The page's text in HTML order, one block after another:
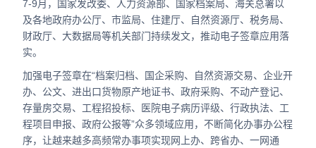
7-9月，国家发改委、人力资源部、国家档案局、海关总署以
及各地政府办公厅、市监局、住建厅、自然资源厅、税务局、
财政厅、大数据局等机关部门持续发文，推动电子签章应用落
实。
加强电子签章在“档案归档、国企采购、自然资源交易、企业开
办、公文、进出口货物原产地证书、政府采购、不动产登记、
存量房交易、工程招投标、医院电子病历评级、行政执法、工
程项目申报、政府公报等”众多领域应用，不断简化办事办公程
序，让越来越多高频常办事项实现网上办、跨省办、一网通